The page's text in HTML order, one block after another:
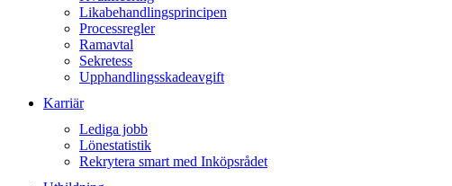
Likabehandlingsprincipen
Processregler
Ramavtal
Sekretess
Upphandlingsskadeavgift
Karriär
Lediga jobb
Lönestatistik
Rekrytera smart med Inköpsrådet